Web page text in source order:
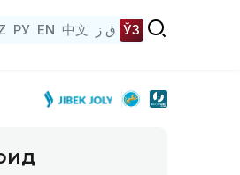
РУ EN 中文 ق ز ЎЗ